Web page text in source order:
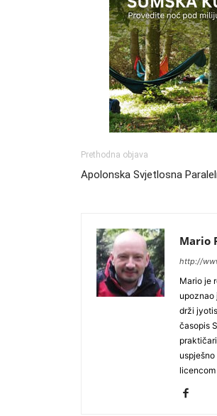
Prethodna objava
Apolonska Svjetlosna
Mario
http://
Mario je
upoznao
drži
časopis